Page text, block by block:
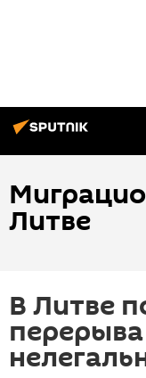
Литве
В Литве